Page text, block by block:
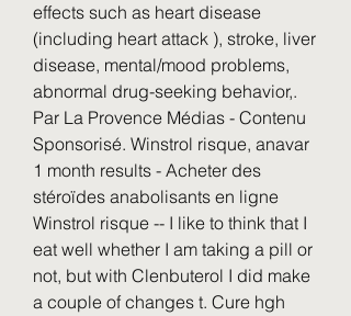
effects such as heart disease
(including heart attack ), stroke, liver
disease, mental/mood problems,
abnormal drug-seeking behavior,.
Par La Provence Médias - Contenu
Sponsorisé. Winstrol risque, anavar
1 month results - Acheter des
stéroïdes anabolisants en ligne
Winstrol risque -- I like to think that I
eat well whether I am taking a pill or
not, but with Clenbuterol I did make
a couple of changes t. Cure hgh